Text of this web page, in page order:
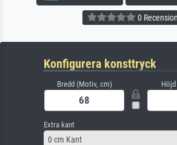
0
Konfigurera konsttryck
Bredd (Motiv, cm)
Extra kant
0 cm Kant